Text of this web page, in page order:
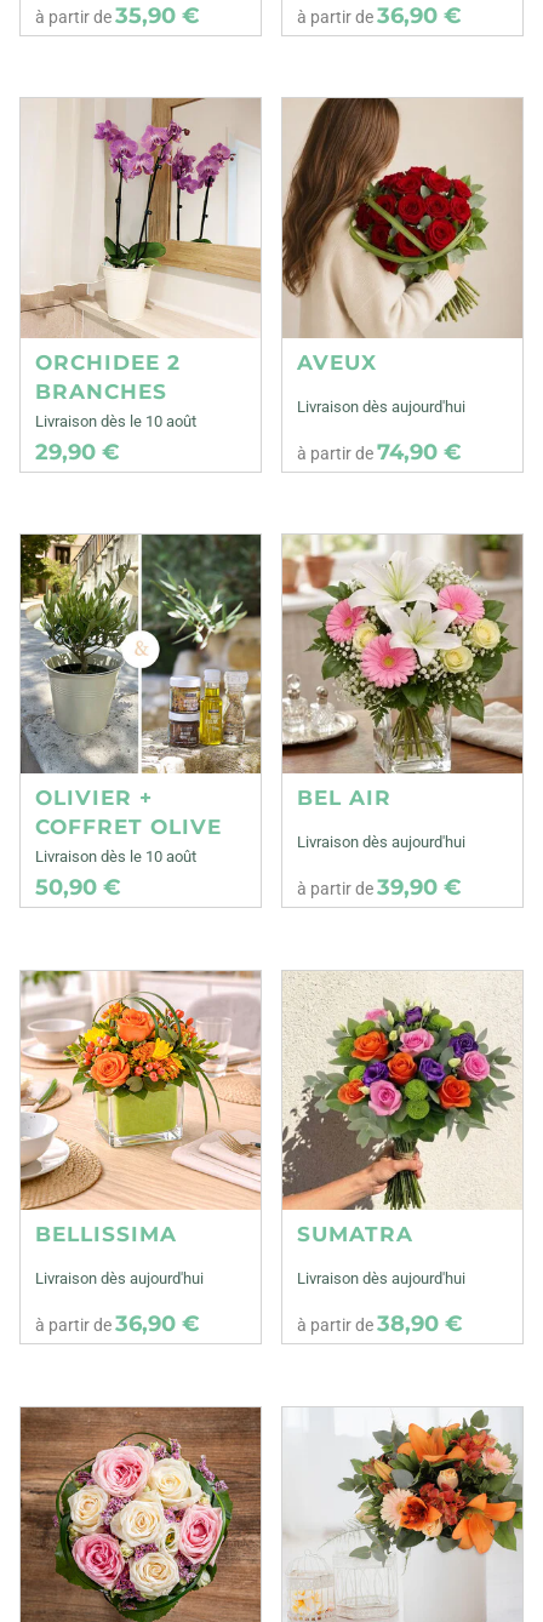
à partir de35,90 € à partir de36,90 €
ORCHIDEE 2
BRANCHES
Livraison dès le 10 août
29,90 €
AVEUX
Livraison dès aujourd'hui
à partir de74,90 €
OLIVIER +
COFFRET OLIVE
Livraison dès le 10 août
50,90 €
BEL AIR
Livraison dès aujourd'hui
à partir de39,90 €
BELLISSIMA
Livraison dès aujourd'hui
à partir de36,90 €
SUMATRA
Livraison dès aujourd'hui
à partir de38,90 €